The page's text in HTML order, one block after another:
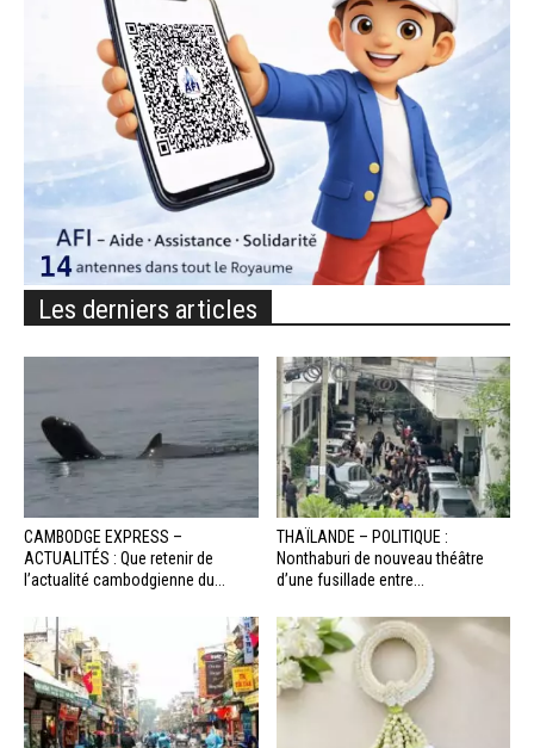
Les derniers articles
CAMBODGE EXPRESS –
ACTUALITÉS : Que retenir de
l’actualité cambodgienne du...
THAÏLANDE – POLITIQUE :
Nonthaburi de nouveau théâtre
d’une fusillade entre...